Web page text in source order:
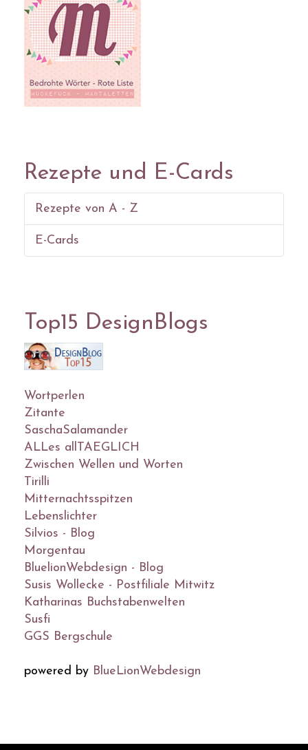
Rezepte und E-Cards
Rezepte von A - Z
E-Cards
Top15 DesignBlogs
Wortperlen
Zitante
SaschaSalamander
ALLes allTAEGLICH
Zwischen Wellen und Worten
Tirilli
Mitternachtsspitzen
Lebenslichter
Silvios - Blog
Morgentau
BluelionWebdesign - Blog
Susis Wollecke - Postfiliale Mitwitz
Katharinas Buchstabenwelten
Susfi
GGS Bergschule
powered by BlueLionWebdesign